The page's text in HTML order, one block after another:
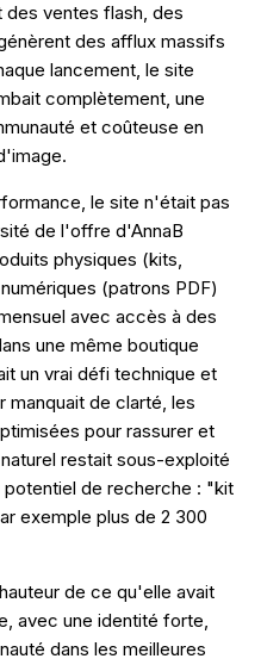
des ventes flash, des
des afflux massifs
lancement, le site
complètement, une
et coûteuse en
le site n'était pas
de l'offre d'AnnaB
physiques (kits,
(patrons PDF)
avec accès à des
une même boutique
un vrai défi technique et
manquait de clarté, les
pour rassurer et
restait sous-exploité
potentiel de recherche : "kit
exemple plus de 2 300
de ce qu'elle avait
avec une identité forte,
dans les meilleures